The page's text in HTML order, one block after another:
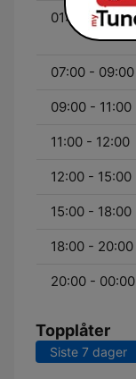
01:00 - 07:00
07:00 - 09:00
09:00 - 11:00
11:00 - 12:00
12:00 - 15:00
15:00 - 18:00
18:00 - 20:00
20:00 - 00:00
Topplåter
Siste 7 dager